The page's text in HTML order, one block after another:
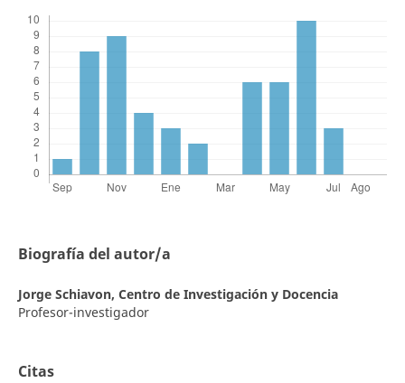
Biografía del autor/a
Jorge Schiavon, Centro de Investigación y Docencia
Profesor-investigador
Citas